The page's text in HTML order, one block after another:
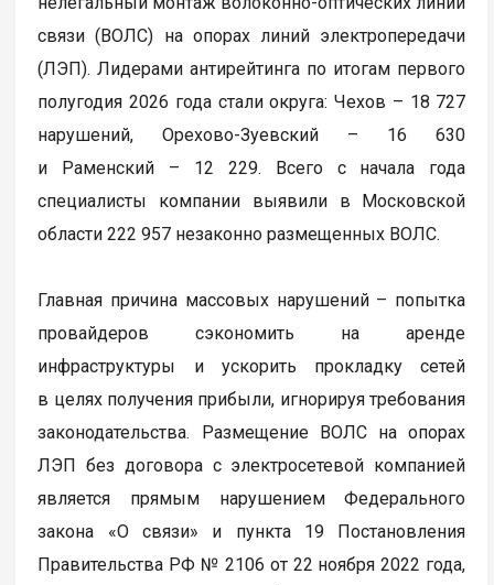
связи (ВОЛС) на опорах линий электропередачи
(ЛЭП). Лидерами антирейтинга по итогам первого
полугодия 2026 года стали округа: Чехов – 18 727
нарушений, Орехово-Зуевский – 16 630
и Раменский – 12 229. Всего с начала года
специалисты компании выявили в Московской
области 222 957 незаконно размещенных ВОЛС.
Главная причина массовых нарушений – попытка
провайдеров сэкономить на аренде
инфраструктуры и ускорить прокладку сетей
в целях получения прибыли, игнорируя требования
законодательства. Размещение ВОЛС на опорах
ЛЭП без договора с электросетевой компанией
является прямым нарушением Федерального
закона «О связи» и пункта 19 Постановления
Правительства РФ № 2106 от 22 ноября 2022 года,